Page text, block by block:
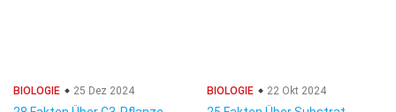
BIOLOGIE 25 Dez 2024 BIOLOGIE 22 Okt 2024